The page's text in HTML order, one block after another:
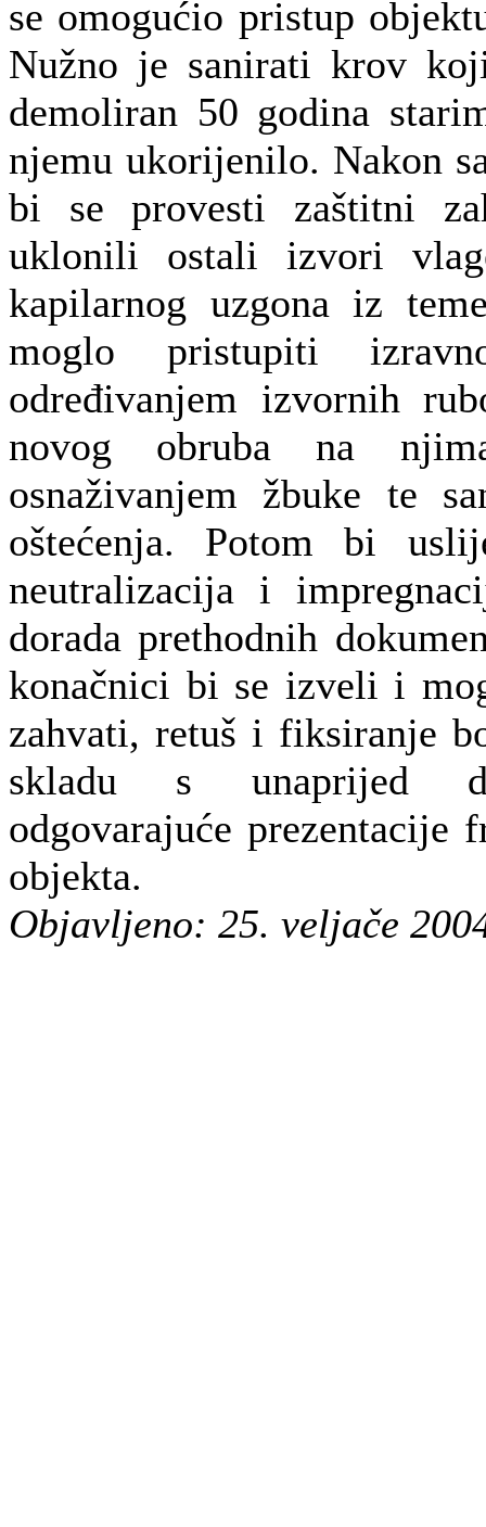
se omogućio pristup
Nužno je sanirati krov
demoliran 50 godina
njemu ukorijenilo. Nakon
bi se provesti zaštitni
uklonili ostali izvori
kapilarnog uzgona iz
moglo pristupiti
određivanjem izvornih
novog obruba na
osnaživanjem žbuke te
oštećenja. Potom bi
neutralizacija i
dorada prethodnih
konačnici bi se izveli i
zahvati, retuš i fiksiranje
skladu s unaprijed
odgovarajuće prezentacije
objekta.
Objavljeno: 25. veljače